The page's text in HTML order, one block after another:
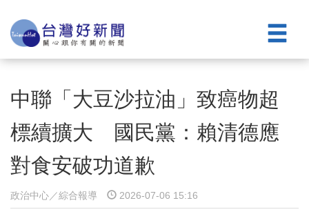
中聯「大豆沙拉油」致癌物超
標續擴大 國民黨：賴清德應
對食安破功道歉
政治中心／綜合報導 2026-07-06 15:16